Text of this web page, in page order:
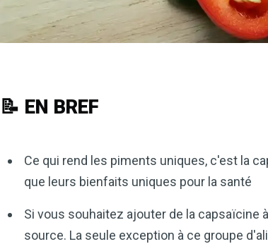
📝 EN BREF
Ce qui rend les piments uniques, c'est la
que leurs bienfaits uniques pour la santé
Si vous souhaitez ajouter de la
source. La seule exception à ce groupe